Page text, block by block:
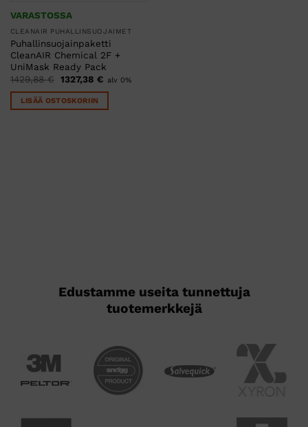
VARASTOSSA
CLEANAIR PUHALLINSUOJAIMET
Puhallinsuojainpaketti
CleanAIR Chemical 2F +
UniMask Ready Pack
1429,88€ Alkuperäinen
hinta
oli:
1429,88 €.
1327,38 €Nykyinen
on:
alv 0%
LISÄÄ OSTOSKORIIN
Edustamme useita tunnettuja
tuotemerkkejä